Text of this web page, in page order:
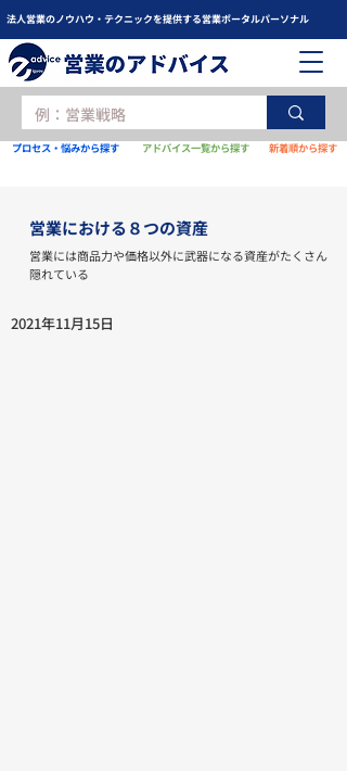
法人営業のノウハウ・テクニックを提供する営業ポータルパーソナル
プロセス・悩みから探す アドバイス一覧から探す 新着順から探す
営業における８つの資産
営業には商品力や価格以外に武器になる資産がたくさん
隠れている
2021年11月15日